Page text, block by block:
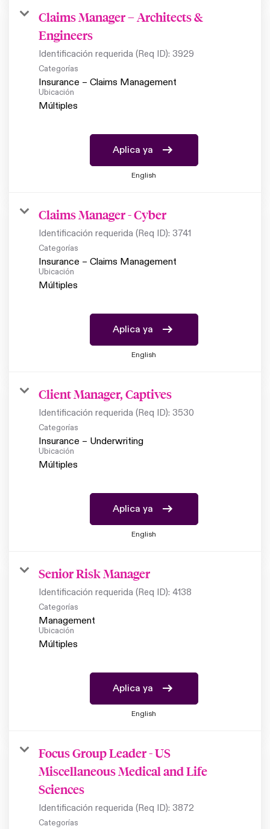
Claims Manager – Architects &
Engineers
Identificación requerida (Req ID): 3929
Categorías
Insurance – Claims Management
Ubicación
Múltiples
Aplica ya
English
Claims Manager - Cyber
Identificación requerida (Req ID): 3741
Categorías
Insurance – Claims Management
Ubicación
Múltiples
Aplica ya
English
Client Manager, Captives
Identificación requerida (Req ID): 3530
Categorías
Insurance – Underwriting
Ubicación
Múltiples
Aplica ya
English
Senior Risk Manager
Identificación requerida (Req ID): 4138
Categorías
Management
Ubicación
Múltiples
Aplica ya
English
Focus Group Leader - US
Miscellaneous Medical and Life
Sciences
Identificación requerida (Req ID): 3872
Categorías